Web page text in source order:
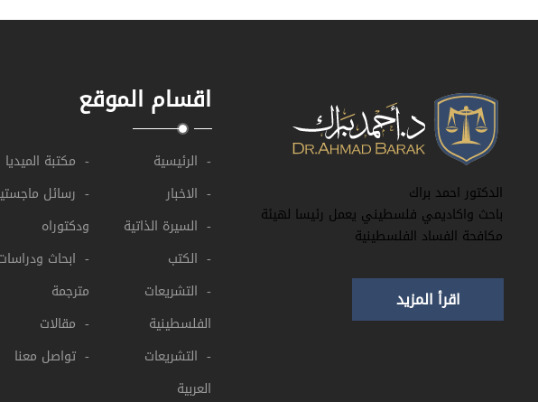
الدكتور احمد براك
باحث واكاديمي فلسطيني يعمل رئيسا لهيئة
مكافحة الفساد الفلسطينية
اقرأ المزيد
اقسام الموقع
- الرئيسية
- الاخبار
- السيرة الذاتية
- الكتب
- التشريعات
الفلسطينية
- التشريعات
العربية
- مكتبة الميديا
- رسائل
ودكتوراه
- ابحاث
مترجمة
- مقالات
- تواصل معنا